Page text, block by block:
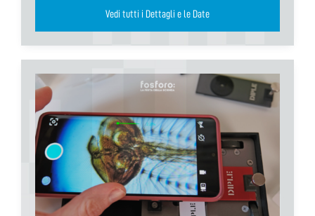
Vedi tutti i Dettagli e le Date